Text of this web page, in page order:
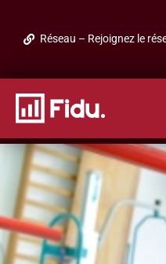
Réseau – Rejoignez le